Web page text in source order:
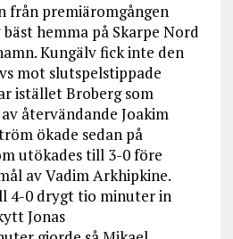
från premiäromgången
hemma på Skarpe Nord
Kungälv fick inte den
mot slutspelstippade
istället Broberg som
återvändande Joakim
ökade sedan på
utökades till 3-0 före
av Vadim Arkhipkine.
4-0 drygt tio minuter in
Jonas